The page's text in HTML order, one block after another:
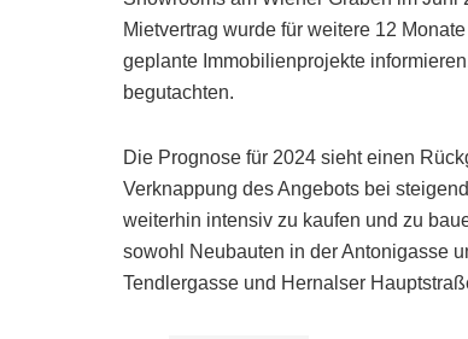
Mietvertrag wurde für weitere 12
geplante Immobilienprojekte
begutachten.
Die Prognose für 2024 sieht einen
Verknappung des Angebots bei
weiterhin intensiv zu kaufen und zu
sowohl Neubauten in der Antonigasse
Tendlergasse und Hernalser